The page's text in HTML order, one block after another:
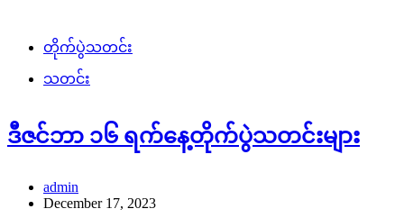
တိုက်ပွဲသတင်း
သတင်း
ဒီဇင်ဘာ ၁၆ ရက်နေ့တိုက်ပွဲသတင်းများ
admin
December 17, 2023